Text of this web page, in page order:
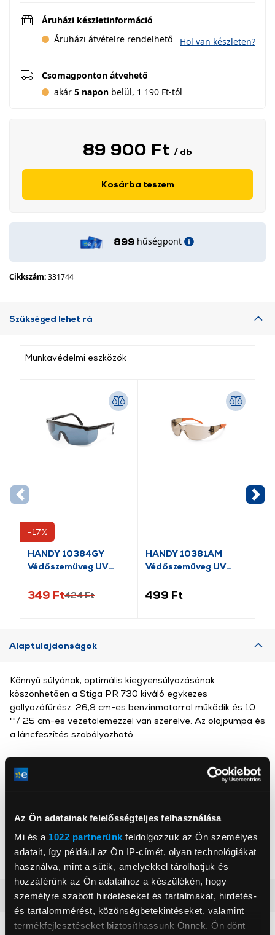
Az Ön adatainak felelősségteljes felhasználása
Mi és a 1022 partnerünk feldolgozzuk az Ön személyes
adatait, így például az Ön IP-címét, olyan technológiákat
használva, mint a sütik, amelyekkel tárolhatjuk és
hozzáférünk az Ön adataihoz a készülékén, hogy
személyre szabott hirdetéseket és tartalmakat, hirdetés-
és tartalommérést, közönségbetekintéseket, valamint
termékfejlesztéseket biztosíthassunk Önnek. Ön dönt
Áruházi készletinformáció
Áruházi átvételre rendelhető
Hol van készleten?
Csomagponton átvehető
akár 5 napon belül, 1 190 Ft-tól
89 900 Ft / db
Kosárba teszem
899 hűségpont
Cikkszám:331744
Szükséged lehet rá
Munkavédelmi eszközök
-17%
HANDY 10384GY
Védőszemüveg UV
349 Ft424 Ft
HANDY 10381AM
Védőszemüveg UV
499 Ft
Alaptulajdonságok
Stiga
Hengerűrtartalom 26,9 cm3
Láncvezető hossz 25 cm
Könnyű súlyának, optimális kiegyensúlyozásának
köszönhetően a Stiga PR 730 kiváló egykezes
gallyazófűrész. 26,9 cm-es benzinmotorral működik és 10
""/ 25 cm-es vezetőlemezzel van szerelve. Az olajpumpa és
a láncfeszítés szabályozható.
Részletes ismertető